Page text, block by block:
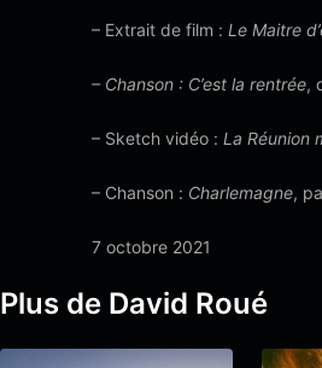
– Extrait de film : Le Maitre
– Chanson : C’est la rentrée,
– Sketch vidéo : La Réunion
– Chanson : Charlemagne,
7 octobre 2021
Plus de David Roué